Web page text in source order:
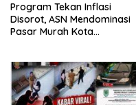
Program Tekan Inflasi
Disorot, ASN Mendominasi
Pasar Murah Kota